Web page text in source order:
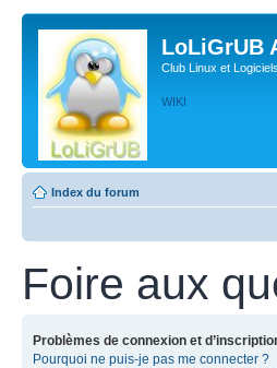
LoLiGrUB
Club Linux et
WIKI
Index du forum
Foire aux
Problèmes de connexion et
Pourquoi ne puis-je pas me connecter ?